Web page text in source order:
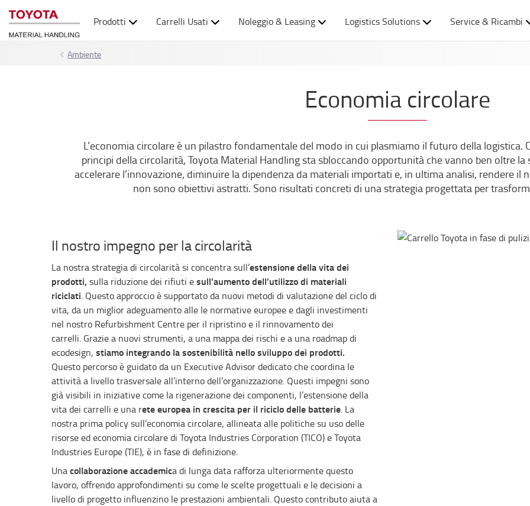
Prodotti Carrelli Usati Noleggio & Leasing Logistics Solutions Service & Ricambi
Ambiente
Economia circolare
L’economia circolare è un pilastro fondamentale del modo in cui plasmiamo il futuro della logistica.
principi della circolarità, Toyota Material Handling sta sbloccando opportunità che vanno ben oltre
accelerare l’innovazione, diminuire la dipendenza da materiali importati e, in ultima analisi, rendere
non sono obiettivi astratti. Sono risultati concreti di una strategia progettata per
Il nostro impegno per la circolarità
La nostra strategia di circolarità si concentra sull’estensione della vita dei
prodotti, sulla riduzione dei rifiuti esull’aumento dell’utilizzo di materiali
riciclati. Questo approccio è supportato da nuovi metodi di valutazione del ciclo di
vita, da un miglior adeguamento alle le normative europee e dagli investimenti
nel nostro Refurbishment Centre per il ripristino e il rinnovamento dei
carrelli. Grazie a nuovi strumenti, a una mappa dei rischi e a una roadmap di
ecodesign, stiamo integrando la sostenibilità nello sviluppo dei prodotti.
Questo percorso è guidato da un Executive Advisor dedicato che coordina le
attività a livello trasversale all’interno dell’organizzazione. Questi impegni sono
già visibili in iniziative come la rigenerazione dei componenti, l’estensione della
vita dei carrelli e una rete europea in crescita per il riciclo delle batterie. La
nostra prima policy sull’economia circolare, allineata alle politiche su uso delle
risorse ed economia circolare di Toyota Industries Corporation (TICO) e Toyota
Industries Europe (TIE), è in fase di definizione.
Unacollaborazione accademica di lunga data rafforza ulteriormente questo
lavoro, offrendo approfondimenti su come le scelte progettuali e le decisioni a
livello di progetto influenzino le prestazioni ambientali. Questo contributo aiuta a